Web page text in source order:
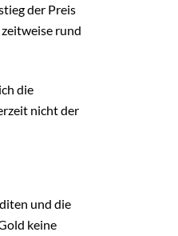
der Preis
rund
die
nicht der
und die
keine